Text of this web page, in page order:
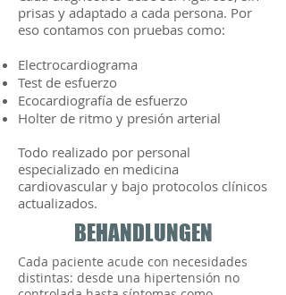
prisas y adaptado a cada persona. Por
eso contamos con pruebas como:
Electrocardiograma
Test de esfuerzo
Ecocardiografía de esfuerzo
Holter de ritmo y presión arterial
Todo realizado por personal
especializado en medicina
cardiovascular y bajo protocolos clínicos
actualizados.
BEHANDLUNGEN
Cada paciente acude con necesidades
distintas: desde una hipertensión no